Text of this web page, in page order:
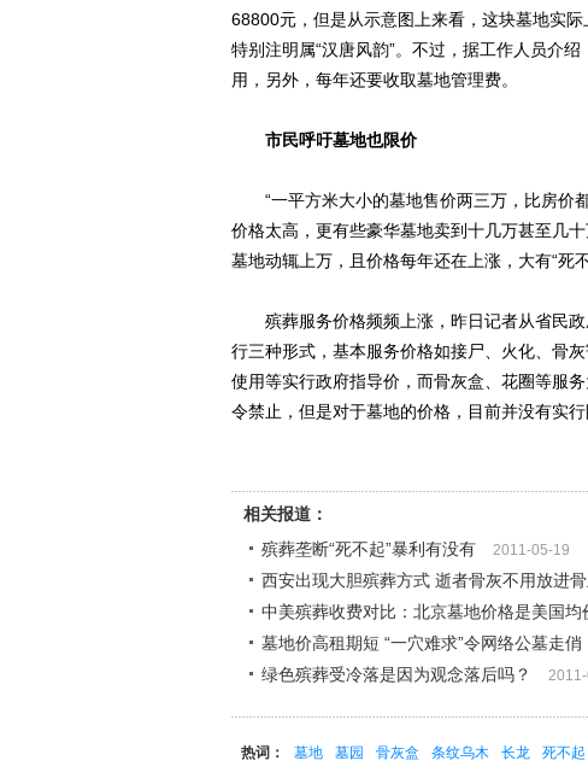
68800元，但是从示意图上来看，这块墓地实
特别注明属“汉唐风韵”。不过，据工作人员介
用，另外，每年还要收取墓地管理费。
市民呼吁墓地也限价
“一平方米大小的墓地售价两三万，比房价
价格太高，更有些豪华墓地卖到十几万甚至几
墓地动辄上万，且价格每年还在上涨，大有“死
殡葬服务价格频频上涨，昨日记者从省民政
行三种形式，基本服务价格如接尸、火化、骨
使用等实行政府指导价，而骨灰盒、花圈等服
令禁止，但是对于墓地的价格，目前并没有实行
相关报道：
殡葬垄断“死不起”暴利有没有
2011-05-19
西安出现大胆殡葬方式 逝者骨灰不用放进
中美殡葬收费对比：北京墓地价格是美国均
墓地价高租期短 “一穴难求”令网络公墓走俏
绿色殡葬受冷落是因为观念落后吗？
热词： 墓地 墓园 骨灰盒 条纹乌木 长龙 死不起